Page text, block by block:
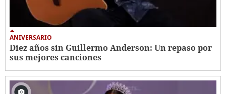
ANIVERSARIO
Diez años sin Guillermo Anderson: Un repaso por
sus mejores canciones